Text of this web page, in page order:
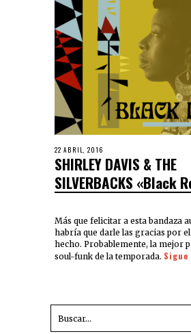
22 ABRIL, 2016
SHIRLEY DAVIS & THE
SILVERBACKS «Black
Más que felicitar a esta bandaza
habría que darle las gracias por
hecho. Probablemente, la mejor
soul-funk de la temporada. Sigue